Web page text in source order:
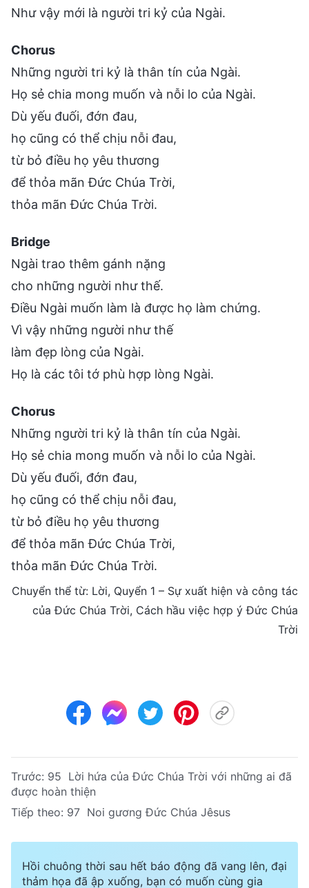
Như vậy mới là người tri kỷ của Ngài.
Chorus
Những người tri kỷ là thân tín của Ngài.
Họ sẻ chia mong muốn và nỗi lo của Ngài.
Dù yếu đuối, đớn đau,
họ cũng có thể chịu nỗi đau,
từ bỏ điều họ yêu thương
để thỏa mãn Đức Chúa Trời,
thỏa mãn Đức Chúa Trời.
Bridge
Ngài trao thêm gánh nặng
cho những người như thế.
Điều Ngài muốn làm là được họ làm chứng.
Vì vậy những người như thế
làm đẹp lòng của Ngài.
Họ là các tôi tớ phù hợp lòng Ngài.
Chorus
Những người tri kỷ là thân tín của Ngài.
Họ sẻ chia mong muốn và nỗi lo của Ngài.
Dù yếu đuối, đớn đau,
họ cũng có thể chịu nỗi đau,
từ bỏ điều họ yêu thương
để thỏa mãn Đức Chúa Trời,
thỏa mãn Đức Chúa Trời.
Chuyển thể từ: Lời, Quyển 1 – Sự xuất hiện và công tác
của Đức Chúa Trời, Cách hầu việc hợp ý Đức Chúa
Trời
Trước: 95 Lời hứa của Đức Chúa Trời với những ai đã
được hoàn thiện
Tiếp theo: 97 Noi gương Đức Chúa Jêsus
Hồi chuông thời sau hết báo động đã vang lên, đại
thảm họa đã ập xuống, bạn có muốn cùng gia